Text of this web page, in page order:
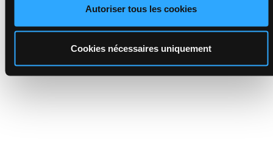
Autoriser tous les cookies
Cookies nécessaires uniquement